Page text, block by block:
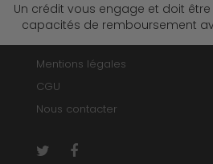
Un crédit vous engage et doit
capacités de remboursement
Mentions légales
CGU
Nous contacter